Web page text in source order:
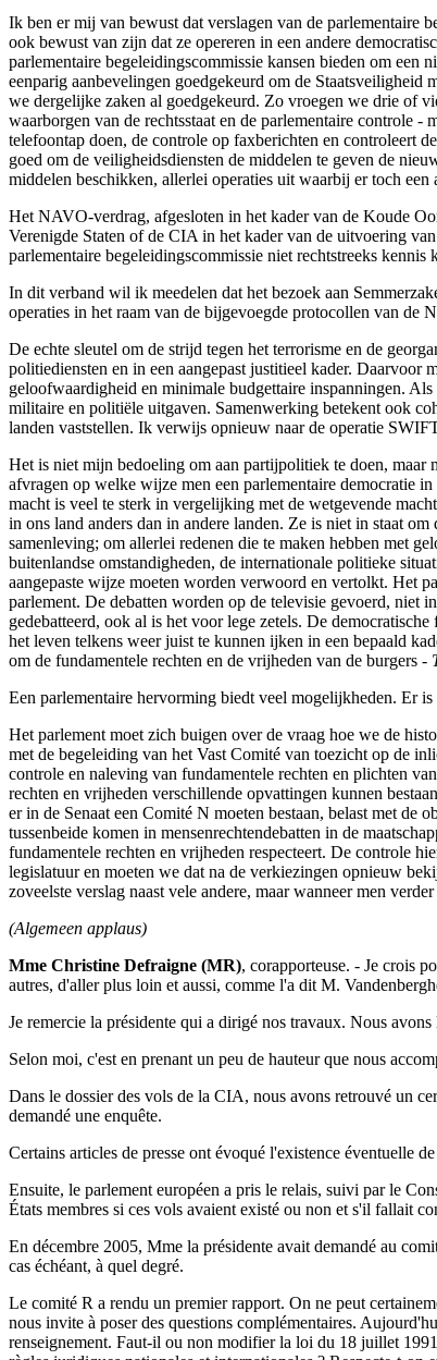
Ik ben er mij van bewust dat verslagen van de parlementaire
ook bewust van zijn dat ze opereren in een andere
parlementaire begeleidingscommissie kansen bieden om
eenparig aanbevelingen goedgekeurd om de
we dergelijke zaken al goedgekeurd. Zo vroegen we drie of
waarborgen van de rechtsstaat en de parlementaire controle
telefoontap doen, de controle op faxberichten en controleert
goed om de veiligheidsdiensten de middelen te geven de
middelen beschikken, allerlei operaties uit waarbij er toch
Het NAVO-verdrag, afgesloten in het kader van de Koude
Verenigde Staten of de CIA in het kader van de uitvoering
parlementaire begeleidingscommissie niet rechtstreeks kennis
In dit verband wil ik meedelen dat het bezoek aan
operaties in het raam van de bijgevoegde protocollen van
De echte sleutel om de strijd tegen het terrorisme en de
politiediensten en in een aangepast justitieel kader.
geloofwaardigheid en minimale budgettaire inspanningen.
militaire en politiële uitgaven. Samenwerking betekent ook
landen vaststellen. Ik verwijs opnieuw naar de operatie
Het is niet mijn bedoeling om aan partijpolitiek te doen, maar
afvragen op welke wijze men een parlementaire democratie
macht is veel te sterk in vergelijking met de wetgevende
in ons land anders dan in andere landen. Ze is niet in staat
samenleving; om allerlei redenen die te maken hebben met
buitenlandse omstandigheden, de internationale politieke
aangepaste wijze moeten worden verwoord en vertolkt. Het
parlement. De debatten worden op de televisie gevoerd, niet
gedebatteerd, ook al is het voor lege zetels. De
het leven telkens weer juist te kunnen ijken in een bepaald
om de fundamentele rechten en de vrijheden van de burgers -
Een parlementaire hervorming biedt veel mogelijkheden. Er
Het parlement moet zich buigen over de vraag hoe we de
met de begeleiding van het Vast Comité van toezicht op de
controle en naleving van fundamentele rechten en plichten
rechten en vrijheden verschillende opvattingen kunnen
er in de Senaat een Comité N moeten bestaan, belast met
tussenbeide komen in mensenrechtendebatten in de
fundamentele rechten en vrijheden respecteert. De controle
legislatuur en moeten we dat na de verkiezingen opnieuw
zoveelste verslag naast vele andere, maar wanneer men
(Algemeen applaus)
Mme Christine Defraigne (MR), corapporteuse. - Je crois
autres, d'aller plus loin et aussi, comme l'a dit M.
Je remercie la présidente qui a dirigé nos travaux. Nous
Selon moi, c'est en prenant un peu de hauteur que nous
Dans le dossier des vols de la CIA, nous avons retrouvé un
demandé une enquête.
Certains articles de presse ont évoqué l'existence éventuelle
Ensuite, le parlement européen a pris le relais, suivi par le
États membres si ces vols avaient existé ou non et s'il fallait
En décembre 2005, Mme la présidente avait demandé au
cas échéant, à quel degré.
Le comité R a rendu un premier rapport. On ne peut
nous invite à poser des questions complémentaires.
renseignement. Faut-il ou non modifier la loi du 18 juillet